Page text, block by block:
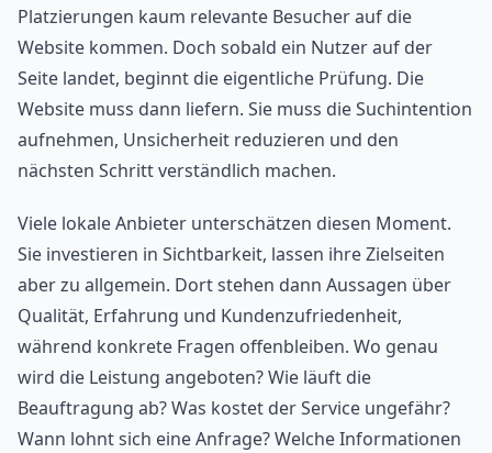
Platzierungen kaum relevante Besucher auf die
Website kommen. Doch sobald ein Nutzer auf der
Seite landet, beginnt die eigentliche Prüfung. Die
Website muss dann liefern. Sie muss die Suchintention
aufnehmen, Unsicherheit reduzieren und den
nächsten Schritt verständlich machen.
Viele lokale Anbieter unterschätzen diesen Moment.
Sie investieren in Sichtbarkeit, lassen ihre Zielseiten
aber zu allgemein. Dort stehen dann Aussagen über
Qualität, Erfahrung und Kundenzufriedenheit,
während konkrete Fragen offenbleiben. Wo genau
wird die Leistung angeboten? Wie läuft die
Beauftragung ab? Was kostet der Service ungefähr?
Wann lohnt sich eine Anfrage? Welche Informationen